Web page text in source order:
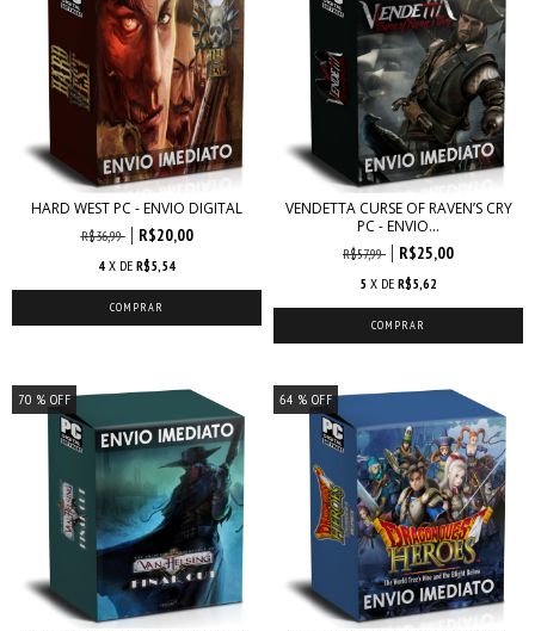
HARD WEST PC - ENVIO DIGITAL
R$36,99 R$20,00
4 X DE R$5,54
VENDETTA CURSE OF RAVEN’S CRY
PC - ENVIO...
R$57,99 R$25,00
5 X DE R$5,62
70 % OFF 64 % OFF